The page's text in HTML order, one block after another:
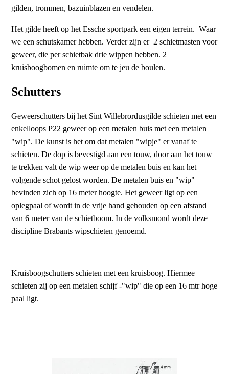
gilden, trommen, bazuinblazen en vendelen.
Het gilde heeft op het Essche sportpark een eigen terrein. Waar
we een schutskamer hebben. Verder zijn er 2 schietmasten voor
geweer, die per schietbak drie wippen hebben. 2
kruisboogbomen en ruimte om te jeu de boulen.
Schutters
Geweerschutters bij het Sint Willebrordusgilde schieten met een
enkelloops P22 geweer op een metalen buis met een metalen
"wip". De kunst is het om dat metalen "wipje" er vanaf te
schieten. De dop is bevestigd aan een touw, door aan het touw
te trekken valt de wip weer op de metalen buis en kan het
volgende schot gelost worden. De metalen buis en "wip"
bevinden zich op 16 meter hoogte. Het geweer ligt op een
oplegpaal of wordt in de vrije hand gehouden op een afstand
van 6 meter van de schietboom. In de volksmond wordt deze
discipline Brabants wipschieten genoemd.
Kruisboogschutters schieten met een kruisboog. Hiermee
schieten zij op een metalen schijf -"wip" die op een 16 mtr hoge
paal ligt.